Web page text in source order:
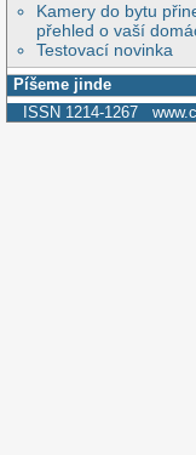
Kamery do bytu
přehled o vaší
Testovací novinka
Píšeme jinde
ISSN 1214-1267